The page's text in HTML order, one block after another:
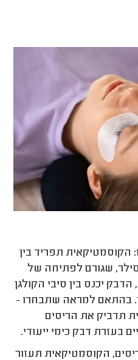
הקוסמטיקאית תפריד בין
שגורם לפתיחה של
יכנס בין סיבי הקולגן
בהתאם למראה שתבחרו -
תדביק את הריסים
בעזרת דבק כימי ייעודי.
הקוסמטיקאית תעזור